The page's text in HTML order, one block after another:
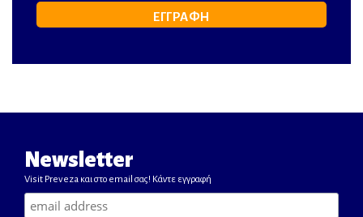
Newsletter
Visit Preveza και στο email σας! Κάντε εγγραφή